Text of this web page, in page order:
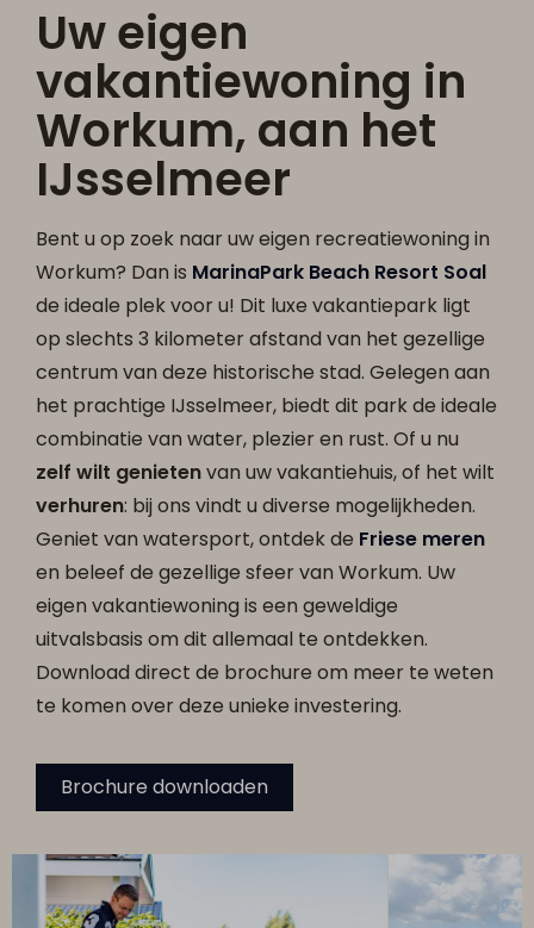
Uw eigen
vakantiewoning in
Workum, aan het
IJsselmeer
Bent u op zoek naar uw eigen recreatiewoning in
Workum? Dan is MarinaPark Beach Resort Soal
de ideale plek voor u! Dit luxe vakantiepark ligt
op slechts 3 kilometer afstand van het gezellige
centrum van deze historische stad. Gelegen aan
het prachtige IJsselmeer, biedt dit park de ideale
combinatie van water, plezier en rust. Of u nu
zelf wilt genietenvan uw vakantiehuis, of het wilt
verhuren: bij ons vindt u diverse mogelijkheden.
Geniet van watersport, ontdek de Friese meren
en beleef de gezellige sfeer van Workum. Uw
eigen vakantiewoning is een geweldige
uitvalsbasis om dit allemaal te ontdekken.
Download direct de brochure om meer te weten
te komen over deze unieke investering.
Brochure downloaden